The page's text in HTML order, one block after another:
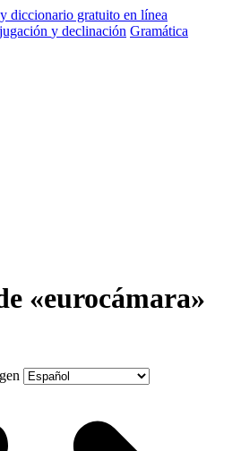
y declinación Gramática
«eurocámara»